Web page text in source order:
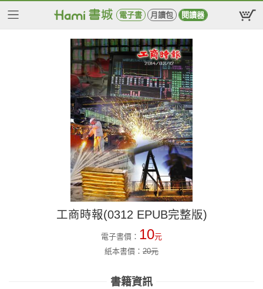
電子書 月讀包 閱讀器
工商時報(0312 EPUB完整版)
電子書價： 10元
紙本書價： 20元
書籍資訊